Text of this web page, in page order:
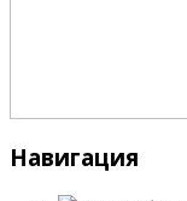
Навигация